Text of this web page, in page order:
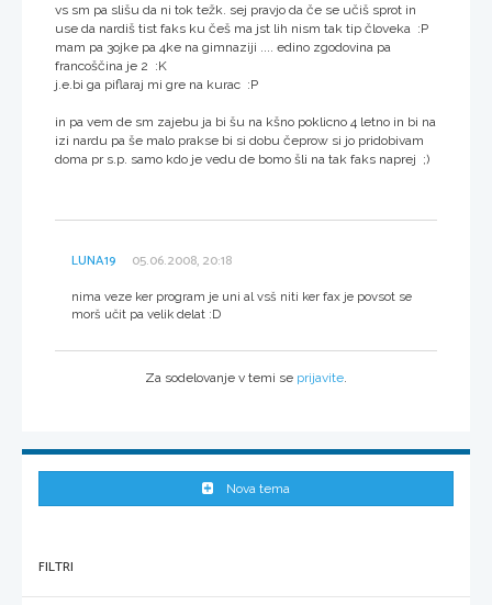
vs sm pa slišu da ni tok težk. sej pravjo da če se učiš sprot in
use da nardiš tist faks ku češ ma jst lih nism tak tip človeka :P
mam pa 3ojke pa 4ke na gimnaziji .... edino zgodovina pa
francoščina je 2 :K
j.e.bi ga piflaraj mi gre na kurac :P
in pa vem de sm zajebu ja bi šu na kšno poklicno 4 letno in bi na
izi nardu pa še malo prakse bi si dobu čeprow si jo pridobivam
doma pr s.p. samo kdo je vedu de bomo šli na tak faks naprej ;)
LUNA19 05.06.2008, 20:18
nima veze ker program je uni al vsš niti ker fax je povsot se
morš učit pa velik delat :D
Za sodelovanje v temi se prijavite
Nova tema
FILTRI